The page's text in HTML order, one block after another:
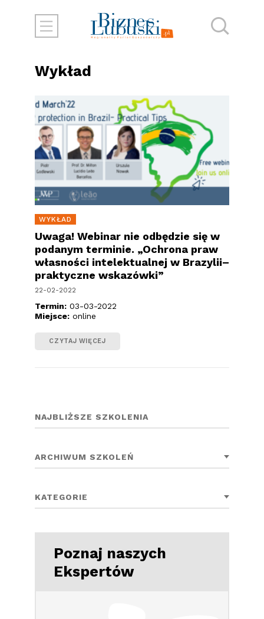
Wykład
WYKŁAD
Uwaga! Webinar nie odbędzie się w
podanym terminie. „Ochrona praw
własności intelektualnej w Brazylii–
praktyczne wskazówki”
22-02-2022
Termin: 03-03-2022
Miejsce: online
CZYTAJ WIĘCEJ
NAJBLIŻSZE SZKOLENIA
ARCHIWUM SZKOLEŃ
KATEGORIE
Poznaj naszych
Ekspertów